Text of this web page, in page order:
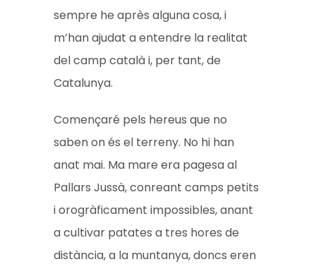
sempre he après alguna cosa, i
m’han ajudat a entendre la realitat
del camp català i, per tant, de
Catalunya.
Començaré pels hereus que no
saben on és el terreny. No hi han
anat mai. Ma mare era pagesa al
Pallars Jussà, conreant camps petits
i orogràficament impossibles, anant
a cultivar patates a tres hores de
distància, a la muntanya, doncs eren